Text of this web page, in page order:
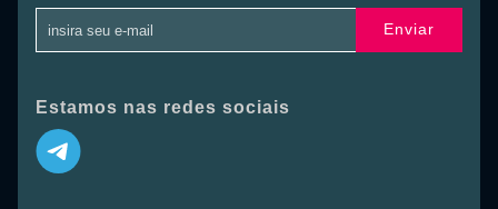
Enviar
Estamos nas redes sociais